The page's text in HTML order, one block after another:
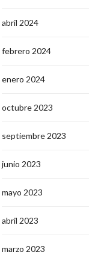
abril 2024
febrero 2024
enero 2024
octubre 2023
septiembre 2023
junio 2023
mayo 2023
abril 2023
marzo 2023